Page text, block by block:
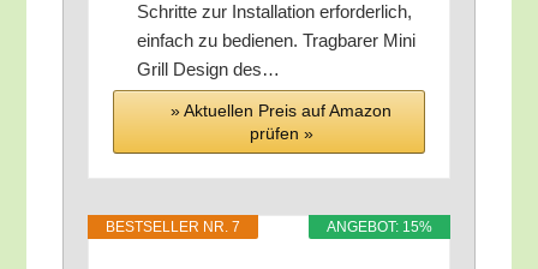
Schrit­te zur Instal­la­ti­on erfor­der­lich,
ein­fach zu bedie­nen. Trag­ba­rer Mini
Grill Design des…
» Aktu­el­len Preis auf Ama­zon
prü­fen »
ANGE­BOT: 15%
BEST­SEL­LER NR. 7